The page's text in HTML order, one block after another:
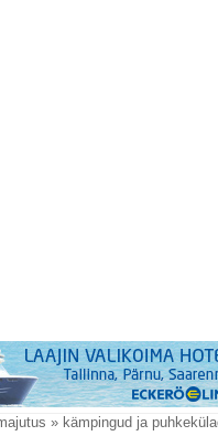
» kämpingud ja